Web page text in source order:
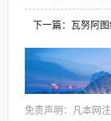
下一篇：瓦努阿
免责声明：凡本网